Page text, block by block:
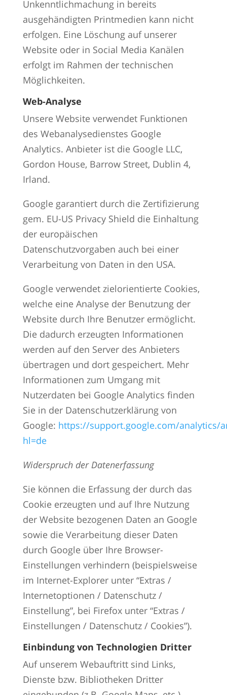
Unkenntlichmachung in bereits
ausgehändigten Printmedien kann nicht
erfolgen. Eine Löschung auf unserer
Website oder in Social Media Kanälen
erfolgt im Rahmen der technischen
Möglichkeiten.
Web-Analyse
Unsere Website verwendet Funktionen
des Webanalysedienstes Google
Analytics. Anbieter ist die Google LLC,
Gordon House, Barrow Street, Dublin 4,
Irland.
Google garantiert durch die Zertifizierung
gem. EU-US Privacy Shield die Einhaltung
der europäischen
Datenschutzvorgaben auch bei einer
Verarbeitung von Daten in den USA.
Google verwendet zielorientierte Cookies,
welche eine Analyse der Benutzung der
Website durch Ihre Benutzer ermöglicht.
Die dadurch erzeugten Informationen
werden auf den Server des Anbieters
übertragen und dort gespeichert. Mehr
Informationen zum Umgang mit
Nutzerdaten bei Google Analytics finden
Sie in der Datenschutzerklärung von
Google: https://support.google.com/analytics/
hl=de
Widerspruch der Datenerfassung
Sie können die Erfassung der durch das
Cookie erzeugten und auf Ihre Nutzung
der Website bezogenen Daten an Google
sowie die Verarbeitung dieser Daten
durch Google über Ihre Browser-
Einstellungen verhindern (beispielsweise
im Internet-Explorer unter “Extras /
Internetoptionen / Datenschutz /
Einstellung”, bei Firefox unter “Extras /
Einstellungen / Datenschutz / Cookies”).
Einbindung von Technologien Dritter
Auf unserem Webauftritt sind Links,
Dienste bzw. Bibliotheken Dritter